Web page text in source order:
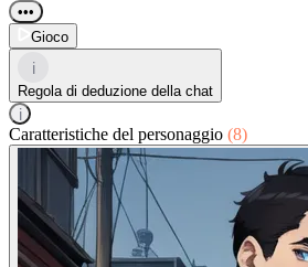
•••
Gioco
i
Regola di deduzione della chat
i
Caratteristiche del personaggio (8)